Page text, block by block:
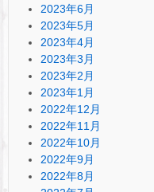
2023年6月
2023年5月
2023年4月
2023年3月
2023年2月
2023年1月
2022年12月
2022年11月
2022年10月
2022年9月
2022年8月